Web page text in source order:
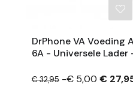
DrPhone VA Voeding
6A - Universele Lader
€ 32,95 -€ 5,00 €